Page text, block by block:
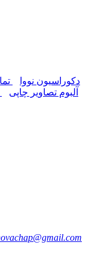
دکوراسیون نووا
آلبوم تصاویر چاپی